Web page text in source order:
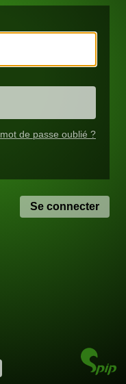
mot de passe oublié ?